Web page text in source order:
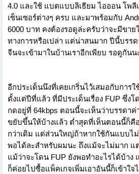
4.0 และใช้ แบตแบบลิเธียม ไอออน โพลี
เซ็นเซอร์ต่างๆ ครบ และมาพร้อมกับ
6000 บาท คงต้องรอดูล่ะครับว่าจะมีขาย
ทางการหรือเปล่า แต่น่าสนมาก ปีนี้บรรด
จีนจะเข้ามาในบ้านเราอีกเพียบ รอดูกันน
อีกประเด็นนึงที่เคยเกริ่นไว้เสมอกับการใ
ตั้งแต่ปีที่แล้ว ที่มีประเด็นเรื่อง FUP ซึ่ง
กดอยู่ที่ 64kbps ตอนนี้จะเห็นว่าบรรดาค่า
ขยับขึ้นให้บ้างแล้ว ต่ำสุดที่เห็นตอนนี้ก็คือ
กว่าเดิม แต่ส่วนใหญ่ถ้าหากใช้กันแบบไ
พอได้ละสำหรับผมนะ ถึงแม้จะไม่มาก แ
แม้ว่าจะโดน FUP ยังพอทำอะไรได้บ้าง
ก็ค่อยไปซื้อแพ็คเกจเพิ่มเอาอันนี้ก็เข้าใ